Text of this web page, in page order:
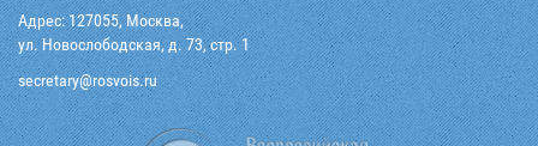
Адрес: 127055, Москва,
ул. Новослободская, д. 73, стр. 1
ur.siovsor
@yraterces